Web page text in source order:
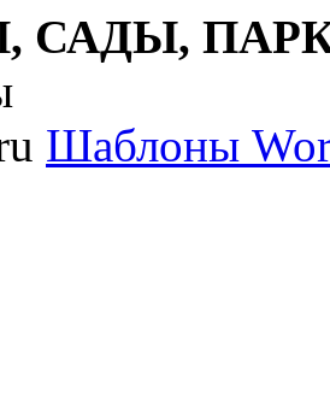
САДЫ,
Шаблоны